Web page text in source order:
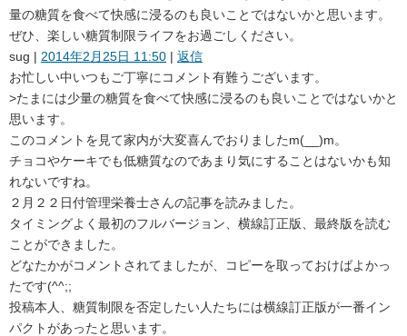
量の糖質を食べて快感に浸るのも良いことではないかと思います。
ぜひ、楽しい糖質制限ライフをお過ごしください。
sug | 2014年2月25日 11:50 | 返信
お忙しい中いつもご丁寧にコメント有難うございます。
>たまには少量の糖質を食べて快感に浸るのも良いことではないかと
思います。
このコメントを見て家内が大変喜んでおりましたm(__)m。
チョコやケーキでも低糖質なのであまり気にすることはないかも知
れないですね。
２月２２日付管理栄養士さんの記事を読みました。
タイミングよく最初のフルバージョン、横線訂正版、最終版を読む
ことができました。
どなたかがコメントされてましたが、コピーを取っておけばよかっ
たです(^^;;
投稿本人、糖質制限を否定したい人たちには横線訂正版が一番イン
パクトがあったと思います。